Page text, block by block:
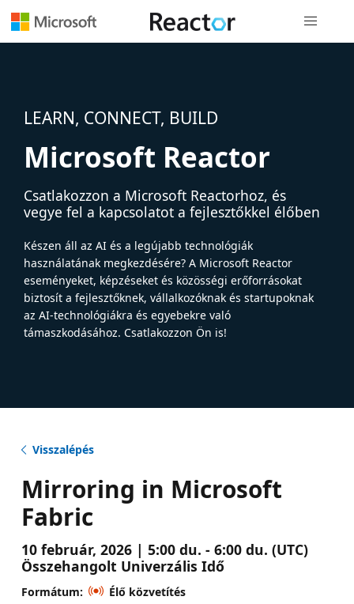
LEARN, CONNECT, BUILD
Microsoft Reactor
Csatlakozzon a Microsoft Reactorhoz, és
vegye fel a kapcsolatot a fejlesztőkkel élőben
Készen áll az AI és a legújabb technológiák
használatának megkezdésére? A Microsoft Reactor
eseményeket, képzéseket és közösségi erőforrásokat
biztosít a fejlesztőknek, vállalkozóknak és startupoknak
az AI-technológiákra és egyebekre való
támaszkodásához. Csatlakozzon Ön is!
Visszalépés
Mirroring in Microsoft
Fabric
10 február, 2026 | 5:00 du. - 6:00 du. (UTC)
Összehangolt Univerzális Idő
Formátum:
Élő közvetítés